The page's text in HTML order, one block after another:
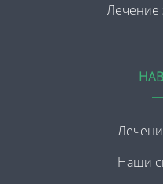
Лечение
Наши